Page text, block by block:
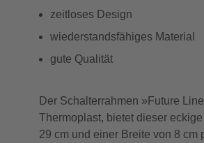
zeitloses Design
wiederstandsfähiges Material
gute Qualität
Der Schalterrahmen »Future
Thermoplast, bietet dieser
29 cm und einer Breite von 8